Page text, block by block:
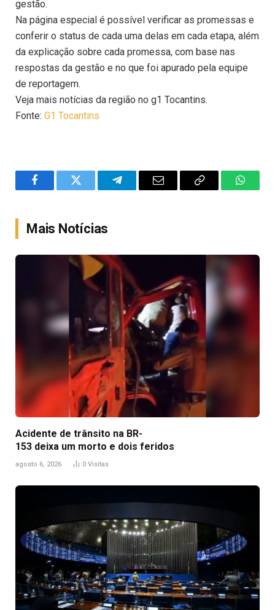
gestão.
Na página especial é possível verificar as promessas e
conferir o status de cada uma delas em cada etapa, além
da explicação sobre cada promessa, com base nas
respostas da gestão e no que foi apurado pela equipe
de reportagem.
Veja mais notícias da região no g1 Tocantins.
Fonte: G1 Tocantins
FacebookTwitter TelegramEmail
Copy
Mais Notícias
Acidente de trânsito na BR-
153 deixa um morto e dois feridos
agosto 6, 2026 0 Visitas